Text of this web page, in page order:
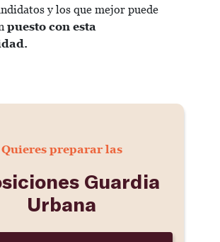
y los que mejor puede
puesto con esta
Quieres preparar las
Guardia
Urbana